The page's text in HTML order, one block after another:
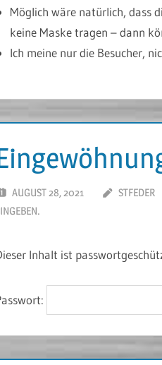
Möglich wäre natürlich, dass
keine Maske tragen – dann
Ich meine nur die Besucher,
AUGUST 28, 2021 STFEDER
Inhalt ist